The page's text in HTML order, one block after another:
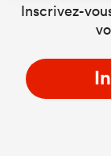
Inscrivez-